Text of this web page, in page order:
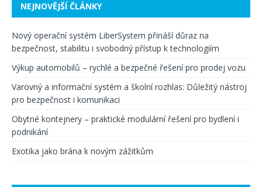
NEJNOVĚJŠÍ ČLÁNKY
Nový operační systém LiberSystem přináší důraz na
bezpečnost, stabilitu i svobodný přístup k technologiím
Výkup automobilů – rychlé a bezpečné řešení pro prodej vozu
Varovný a informační systém a školní rozhlas: Důležitý nástroj
pro bezpečnost i komunikaci
Obytné kontejnery – praktické modulární řešení pro bydlení i
podnikání
Exotika jako brána k novým zážitkům